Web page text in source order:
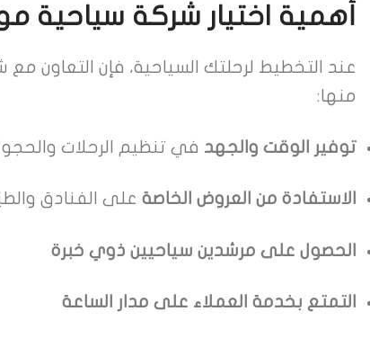
أهمية اختيار شركة سياحية
عند التخطيط لرحلتك السياحية، فإن التعاون
منها:
توفير الوقت والجهد في تنظيم الرحلات
الاستفادة من العروض الخاصة على الفنادق
الحصول على مرشدين سياحيين ذوي خبرة
التمتع بخدمة العملاء على مدار الساعة